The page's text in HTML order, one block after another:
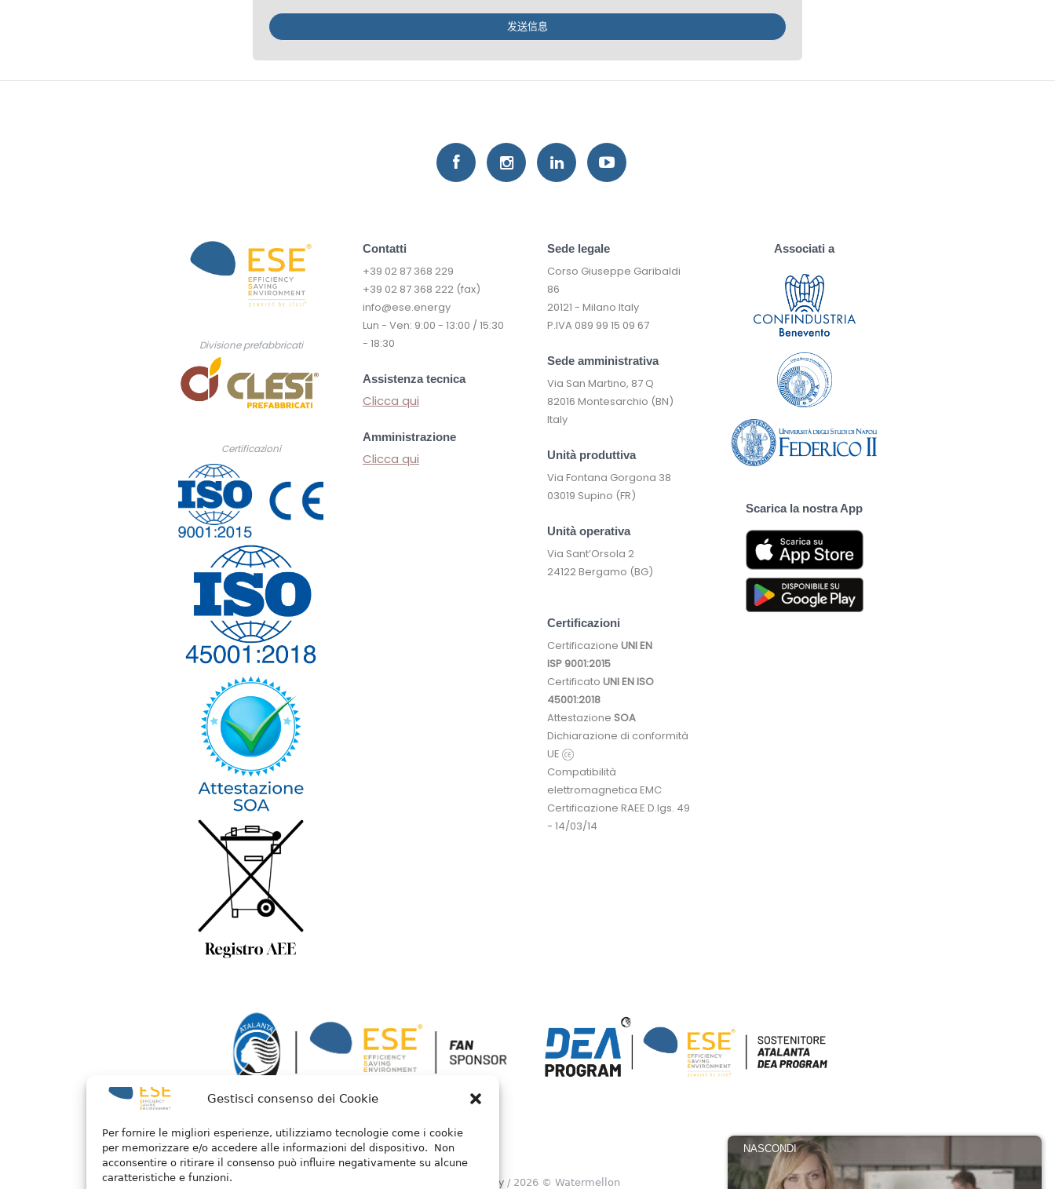
Gestisci consenso dei Cookie
Per fornire le migliori esperienze, utilizziamo tecnologie come i cookie
per memorizzare e/o accedere alle informazioni del dispositivo. Non
acconsentire o ritirare il consenso può influire negativamente su alcune
caratteristiche e funzioni.
NASCONDI
Divisione prefabbricati
Certificazioni
Contatti
+39 02 87 368 229
+39 02 87 368 222 (fax)
info@ese.energy
Lun - Ven: 9:00 - 13:00 / 15:30
- 18:30
Assistenza tecnica
Clicca qui
Amministrazione
Clicca qui
Sede legale
Corso Giuseppe Garibaldi
86
20121 - Milano Italy
P.IVA 089 99 15 09 67
Sede amministrativa
Via San Martino, 87 Q
82016 Montesarchio (BN)
Italy
Unità produttiva
Via Fontana Gorgona 38
03019 Supino (FR)
Unità operativa
Via Sant’Orsola 2
24122 Bergamo (BG)
Certificazioni
Certificazione UNI EN
ISP 9001:2015
Certificato UNI EN ISO
45001:2018
Attestazione SOA
Dichiarazione di conformità
UE
Compatibilità
elettromagnetica EMC
Certificazione RAEE D.lgs. 49
- 14/03/14
Associati a
Scarica la nostra App
Privacy Policy / 2026 © Watermellon